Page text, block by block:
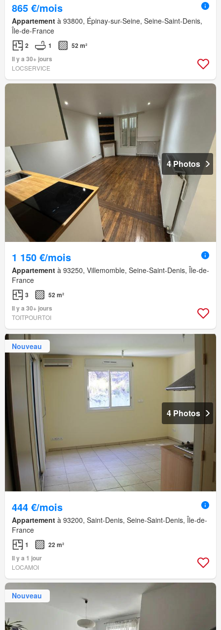
865 €/mois
Appartement à 93800, Épinay-sur-Seine, Seine-Saint-Denis,
Île-de-France
2 1
52 m²
Il y a 30+ jours
LOCSERVICE
4 Photos
1 150 €/mois
Appartement à 93250, Villemomble, Seine-Saint-Denis, Île-de-
France
3
52 m²
Il y a 30+ jours
TOITPOURTOI
Nouveau
4 Photos
444 €/mois
Appartement à 93200, Saint-Denis, Seine-Saint-Denis, Île-de-
France
1
22 m²
Il y a 1 jour
LOCAMOI
Nouveau